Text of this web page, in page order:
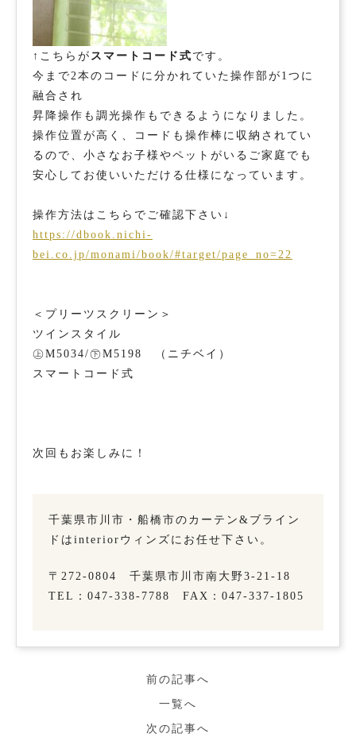
↑こちらが スマートコード式 です。
今まで2本のコードに分かれていた操作部が1つに
融合され
昇降操作も調光操作もできるようになりました。
操作位置が高く、コードも操作棒に収納されてい
るので、小さなお子様やペットがいるご家庭でも
安心してお使いいただける仕様になっています。
操作方法はこちらでご確認下さい↓
https://dbook.nichi-
bei.co.jp/monami/book/#target/page_no=22
＜プリーツスクリーン＞
ツインスタイル
㊤M5034/㊦M5198 （ニチベイ）
スマートコード式
次回もお楽しみに！
千葉県市川市・船橋市のカーテン&ブライン
ドはinteriorウィンズにお任せ下さい。
〒272-0804 千葉県市川市南大野3-21-18
TEL：047-338-7788 FAX：047-337-1805
前の記事へ
一覧へ
次の記事へ